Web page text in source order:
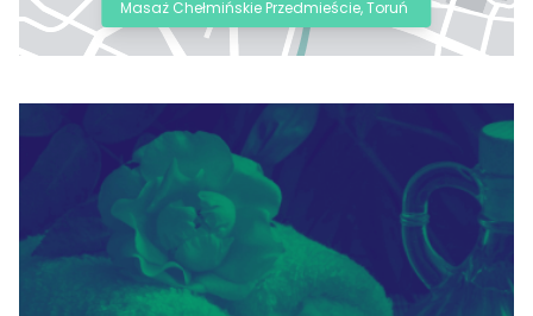
Masaż Chełmińskie Przedmieście, Toruń